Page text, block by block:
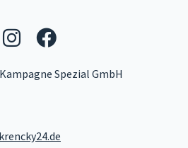
Folgen Sie uns auf
Folgen Sie uns
Spezial GmbH
krencky24.de